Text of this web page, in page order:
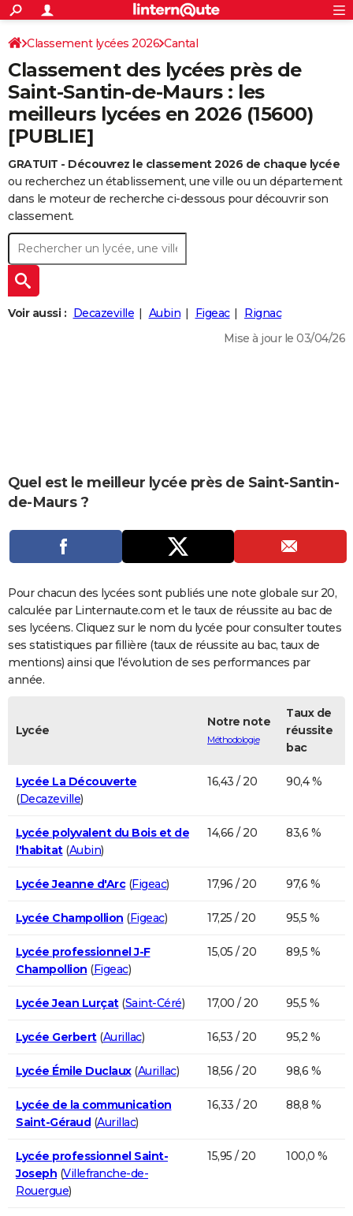
ACTUALITÉS
Politique
Société
Faits Divers
Education
Monde
Villes
+
SPORT
Coupe du monde 2026
Football
Tennis
Cyclisme
Rugby
Forum
CULTURE
Programme TV
TNT
Streaming
Cinéma
Sorties cinéma
Musique
+
FINANCE
Retraite
Impôts
Epargne
Immobilier
Risques naturels par ville
Banque
Assurance
Crédit
AUTO
Réserver un essai
Citadines
Berlines
Forum auto
HIGH-TECH
BRICOLAGE
Aménagement intérieur
Cuisine
Jardinage
+ WEEK-END
Guides de France
Escapades
Patrimoine
Expositions
Musées
Week-end nature
+
LIFESTYLE
SANTE
Carte de Noël
Carte Bonne année
Carte Saint-Valentin
Carte Pâques
Carte d'anniversaire
DICTIONNAIRE
Dictionnaire
Biographies
Citations
Expressions
Proverbes
PROGRAMME TV
COPAINS D'AVANT
S'inscrire
Se connecter
Lycées
Collèges
Primaires
Universités
Entreprises
Service militaire
Avis de recherche
AVIS DE DÉCÈS
FORUM
Bricolage
Lifestyle
Culture
Television
Voyage
Cinema
S'inscrire
Connexion
Classement lycées 2026 Cantal
Classement des lycées près de
Saint-Santin-de-Maurs : les
meilleurs lycées en 2026 (15600)
[PUBLIE]
GRATUIT - Découvrez le classement 2026 de chaque lycée
ou recherchez un établissement, une ville ou un département
dans le moteur de recherche ci-dessous pour découvrir son
classement.
Voir aussi : Decazeville Aubin Figeac
Rignac
Mise à jour le 03/04/26
Quel est le meilleur lycée près de Saint-Santin-
de-Maurs ?
Pour chacun des lycées sont publiés une note globale sur 20,
calculée par Linternaute.com et le taux de réussite au bac de
ses lycéens. Cliquez sur le nom du lycée pour consulter toutes
ses statistiques par fillière (taux de réussite au bac, taux de
mentions) ainsi que l'évolution de ses performances par
année.
Lycée
Notre note
Méthodologie
Taux de
réussite
bac
Lycée La Découverte
(Decazeville)
16,43 / 20 90,4 %
Lycée polyvalent du Bois et de
l'habitat(Aubin)
14,66 / 20 83,6 %
Lycée Jeanne d'Arc(Figeac) 17,96 / 20 97,6 %
Lycée Champollion (Figeac) 17,25 / 20 95,5 %
Lycée professionnel J-F
Champollion (Figeac)
15,05 / 20 89,5 %
Lycée Jean Lurçat(Saint-Céré) 17,00 / 20 95,5 %
Lycée Gerbert(Aurillac) 16,53 / 20 95,2 %
Lycée Émile Duclaux(Aurillac) 18,56 / 20 98,6 %
Lycée de la communication
Saint-Géraud(Aurillac)
16,33 / 20 88,8 %
Lycée professionnel Saint-
Joseph (Villefranche-de-
Rouergue)
15,95 / 20 100,0 %